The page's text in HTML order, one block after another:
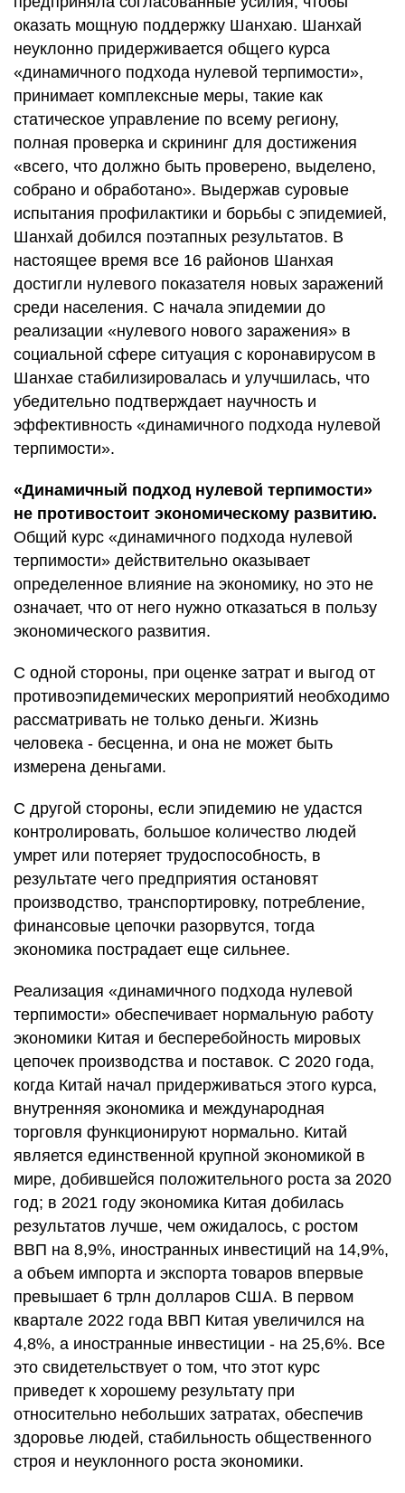
оказать мощную поддержку Шанхаю. Шанхай
неуклонно придерживается общего курса
«динамичного подхода нулевой терпимости»,
принимает комплексные меры, такие как
статическое управление по всему региону,
полная проверка и скрининг для достижения
«всего, что должно быть проверено, выделено,
собрано и обработано». Выдержав суровые
испытания профилактики и борьбы с эпидемией,
Шанхай добился поэтапных результатов. В
настоящее время все 16 районов Шанхая
достигли нулевого показателя новых заражений
среди населения. С начала эпидемии до
реализации «нулевого нового заражения» в
социальной сфере ситуация с коронавирусом в
Шанхае стабилизировалась и улучшилась, что
убедительно подтверждает научность и
эффективность «динамичного подхода нулевой
терпимости».
«Динамичный подход нулевой терпимости»
не противостоит экономическому развитию.
Общий курс «динамичного подхода нулевой
терпимости» действительно оказывает
определенное влияние на экономику, но это не
означает, что от него нужно отказаться в пользу
экономического развития.
С одной стороны, при оценке затрат и выгод от
противоэпидемических мероприятий необходимо
рассматривать не только деньги. Жизнь
человека - бесценна, и она не может быть
измерена деньгами.
С другой стороны, если эпидемию не удастся
контролировать, большое количество людей
умрет или потеряет трудоспособность, в
результате чего предприятия остановят
производство, транспортировку, потребление,
финансовые цепочки разорвутся, тогда
экономика пострадает еще сильнее.
Реализация «динамичного подхода нулевой
терпимости» обеспечивает нормальную работу
экономики Китая и бесперебойность мировых
цепочек производства и поставок. С 2020 года,
когда Китай начал придерживаться этого курса,
внутренняя экономика и международная
торговля функционируют нормально. Китай
является единственной крупной экономикой в
мире, добившейся положительного роста за 2020
год; в 2021 году экономика Китая добилась
результатов лучше, чем ожидалось, с ростом
ВВП на 8,9%, иностранных инвестиций на 14,9%,
а объем импорта и экспорта товаров впервые
превышает 6 трлн долларов США. В первом
квартале 2022 года ВВП Китая увеличился на
4,8%, а иностранные инвестиции - на 25,6%. Все
это свидетельствует о том, что этот курс
приведет к хорошему результату при
относительно небольших затратах, обеспечив
здоровье людей, стабильность общественного
строя и неуклонного роста экономики.